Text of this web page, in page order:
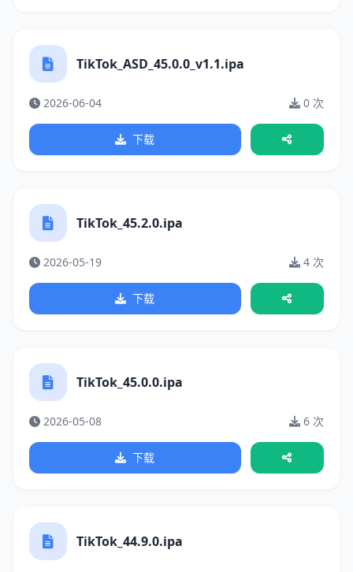
TikTok_ASD_45.0.0_v1.1.ipa
2026-06-04 0 次
下载
TikTok_45.2.0.ipa
2026-05-19 4 次
下载
TikTok_45.0.0.ipa
2026-05-08 6 次
下载
TikTok_44.9.0.ipa